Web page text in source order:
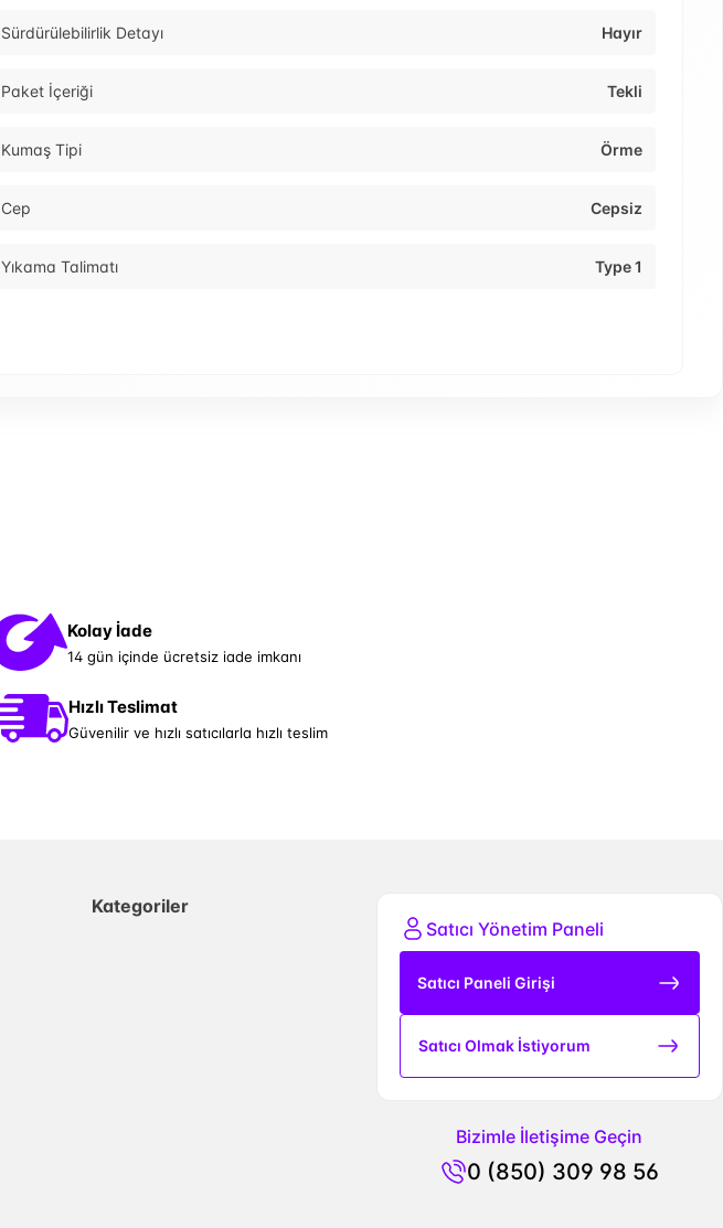
Sürdürülebilirlik Detayı Hayır
Paket İçeriği Tekli
Kumaş Tipi Örme
Cep Cepsiz
Yıkama Talimatı Type 1
Kolay İade
14 gün içinde ücretsiz iade imkanı
Hızlı Teslimat
Güvenilir ve hızlı satıcılarla hızlı teslim
Kategoriler
Satıcı Yönetim Paneli
Satıcı Paneli Girişi
Satıcı Olmak İstiyorum
Bizimle İletişime Geçin
0 (850) 309 98 56